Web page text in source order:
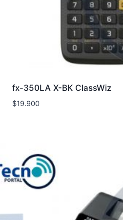
fx-350LA X-BK ClassWiz
$19.900